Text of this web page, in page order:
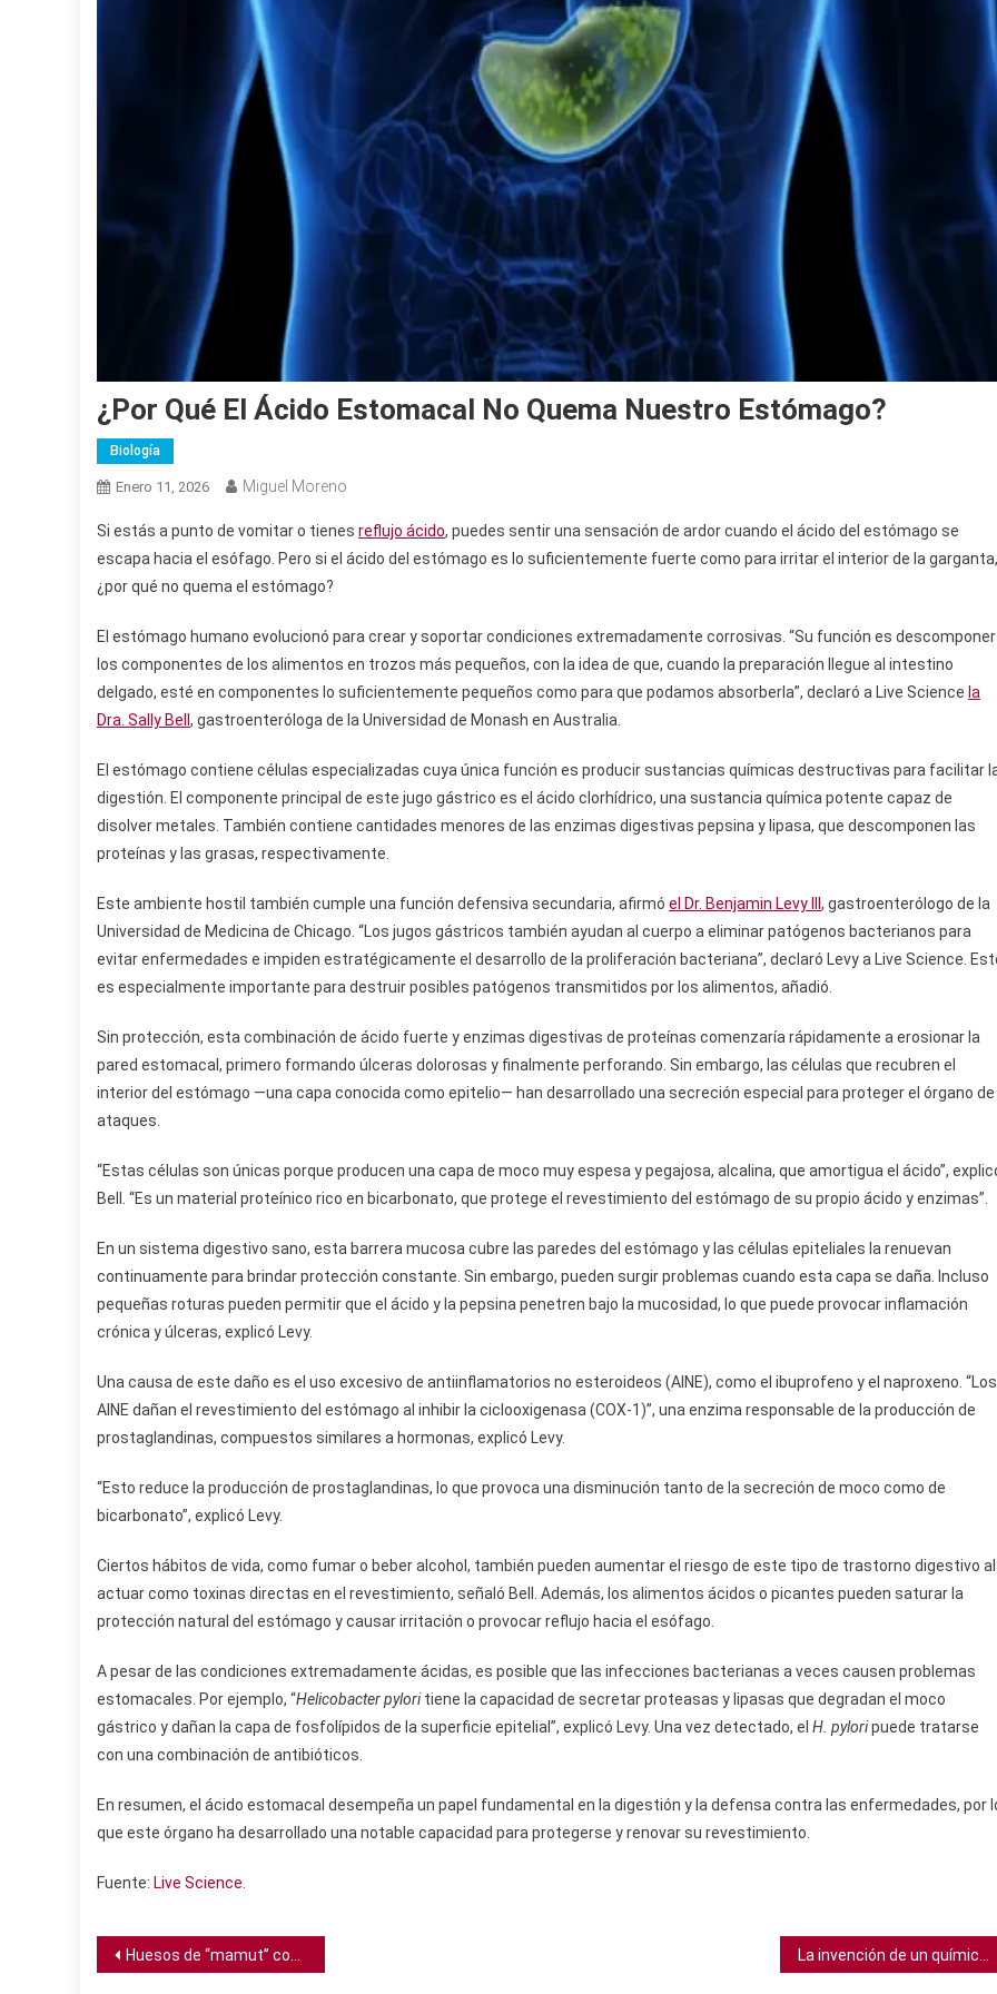
¿Por Qué El Ácido Estomacal No Quema Nuestro Estómago?
Biología
Enero 11, 2026 Miguel Moreno
Si estás a punto de vomitar o tienes reflujo ácido, puedes sentir una sensación de ardor cuando el ácido del estómago se
escapa hacia el esófago. Pero si el ácido del estómago es lo suficientemente fuerte como para irritar el interior de la garganta,
¿por qué no quema el estómago?
El estómago humano evolucionó para crear y soportar condiciones extremadamente corrosivas. “Su función es descomponer
los componentes de los alimentos en trozos más pequeños, con la idea de que, cuando la preparación llegue al intestino
delgado, esté en componentes lo suficientemente pequeños como para que podamos absorberla”, declaró a Live Science la
Dra. Sally Bell, gastroenteróloga de la Universidad de Monash en Australia.
El estómago contiene células especializadas cuya única función es producir sustancias químicas destructivas para facilitar
digestión. El componente principal de este jugo gástrico es el ácido clorhídrico, una sustancia química potente capaz de
disolver metales. También contiene cantidades menores de las enzimas digestivas pepsina y lipasa, que descomponen las
proteínas y las grasas, respectivamente.
Este ambiente hostil también cumple una función defensiva secundaria, afirmó el Dr. Benjamin Levy III, gastroenterólogo de la
Universidad de Medicina de Chicago. “Los jugos gástricos también ayudan al cuerpo a eliminar patógenos bacterianos para
evitar enfermedades e impiden estratégicamente el desarrollo de la proliferación bacteriana”, declaró Levy a Live Science.
es especialmente importante para destruir posibles patógenos transmitidos por los alimentos, añadió.
Sin protección, esta combinación de ácido fuerte y enzimas digestivas de proteínas comenzaría rápidamente a erosionar la
pared estomacal, primero formando úlceras dolorosas y finalmente perforando. Sin embargo, las células que recubren el
interior del estómago —una capa conocida como epitelio— han desarrollado una secreción especial para proteger el órgano de
ataques.
“Estas células son únicas porque producen una capa de moco muy espesa y pegajosa, alcalina, que amortigua el ácido”,
Bell. “Es un material proteínico rico en bicarbonato, que protege el revestimiento del estómago de su propio ácido y enzimas”.
En un sistema digestivo sano, esta barrera mucosa cubre las paredes del estómago y las células epiteliales la renuevan
continuamente para brindar protección constante. Sin embargo, pueden surgir problemas cuando esta capa se daña. Incluso
pequeñas roturas pueden permitir que el ácido y la pepsina penetren bajo la mucosidad, lo que puede provocar inflamación
crónica y úlceras, explicó Levy.
Una causa de este daño es el uso excesivo de antiinflamatorios no esteroideos (AINE), como el ibuprofeno y el naproxeno. “Los
AINE dañan el revestimiento del estómago al inhibir la ciclooxigenasa (COX-1)”, una enzima responsable de la producción de
prostaglandinas, compuestos similares a hormonas, explicó Levy.
“Esto reduce la producción de prostaglandinas, lo que provoca una disminución tanto de la secreción de moco como de
bicarbonato”, explicó Levy.
Ciertos hábitos de vida, como fumar o beber alcohol, también pueden aumentar el riesgo de este tipo de trastorno digestivo al
actuar como toxinas directas en el revestimiento, señaló Bell. Además, los alimentos ácidos o picantes pueden saturar la
protección natural del estómago y causar irritación o provocar reflujo hacia el esófago.
A pesar de las condiciones extremadamente ácidas, es posible que las infecciones bacterianas a veces causen problemas
estomacales. Por ejemplo, “Helicobacter pyloritiene la capacidad de secretar proteasas y lipasas que degradan el moco
gástrico y dañan la capa de fosfolípidos de la superficie epitelial”, explicó Levy. Una vez detectado, el H. pyloripuede tratarse
con una combinación de antibióticos.
En resumen, el ácido estomacal desempeña un papel fundamental en la digestión y la defensa contra las enfermedades, por
que este órgano ha desarrollado una notable capacidad para protegerse y renovar su revestimiento.
Fuente: Live Science
Navegación
Huesos de “mamut” conservados en un museo por 70 años resultan ser de un animal completamente distinto